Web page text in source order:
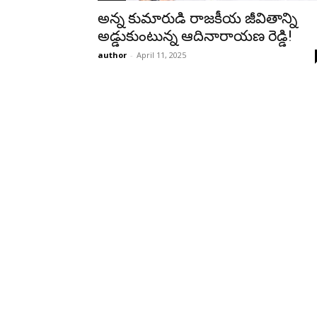
అన్న కుమారుడి రాజకీయ జీవితాన్ని
అడ్డుకుంటున్న ఆదినారాయణ రెడ్డి!
author - April 11, 2025